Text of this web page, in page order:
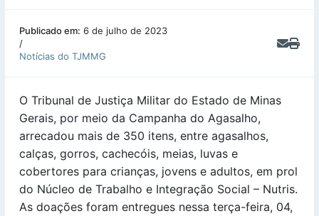
Publicado em: 6 de julho de 2023
/
Notícias do TJMMG
O Tribunal de Justiça Militar do Estado de Minas
Gerais, por meio da Campanha do Agasalho,
arrecadou mais de 350 itens, entre agasalhos,
calças, gorros, cachecóis, meias, luvas e
cobertores para crianças, jovens e adultos, em prol
do Núcleo de Trabalho e Integração Social – Nutris.
As doações foram entregues nessa terça-feira, 04,